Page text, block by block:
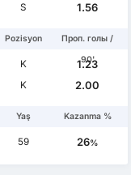
S 1.56
Pozisyon
Проп. голы /
90'
K
1.23
K 2.00
Yaş Kazanma %
59 26%